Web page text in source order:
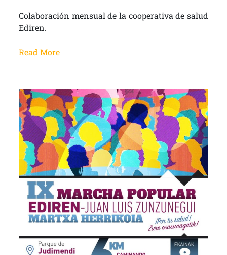
Colaboración mensual de la cooperativa de salud
Ediren.
Read More